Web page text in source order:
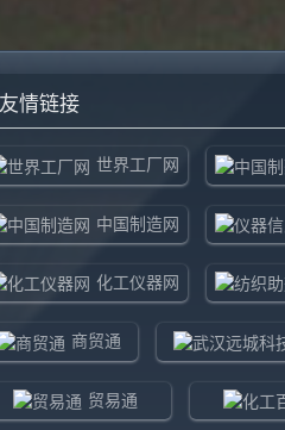
情链接
世界工厂网
中国制造网
化工仪器网
商贸通
贸易通